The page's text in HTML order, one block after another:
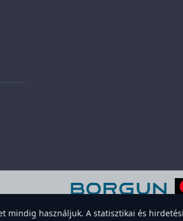
mindig használjuk. A statisztikai és
A weboldal sütiket használ a